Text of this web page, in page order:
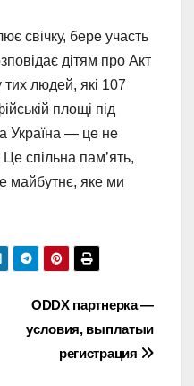
свічку, бере участь
дітям про Акт
людей, які 107
площі під
Україна — це не
Це спільна пам’ять,
майбутнє, яке ми
ODDX партнерка —
условия, выплатыи
регистрация